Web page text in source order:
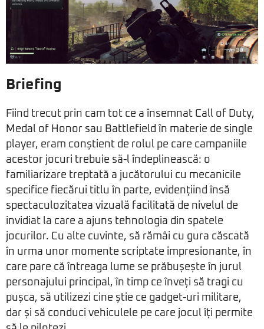
Briefing
Fiind trecut prin cam tot ce a însemnat Call of Duty,
Medal of Honor sau Battlefield în materie de single
player, eram conștient de rolul pe care campaniile
acestor jocuri trebuie să-l îndeplinească: o
familiarizare treptată a jucătorului cu mecanicile
specifice fiecărui titlu în parte, evidențiind însă
spectaculozitatea vizuală facilitată de nivelul de
invidiat la care a ajuns tehnologia din spatele
jocurilor. Cu alte cuvinte, să rămâi cu gura căscată
în urma unor momente scriptate impresionante, în
care pare că întreaga lume se prăbușește în jurul
personajului principal, în timp ce înveți să tragi cu
pușca, să utilizezi cine știe ce gadget-uri militare,
dar și să conduci vehiculele pe care jocul îți permite